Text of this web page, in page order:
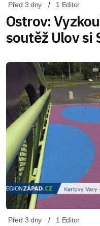
Před 3 dny 1 Editor
Ostrov:
soutěž Ulov si
Před 3 dny 1 Editor